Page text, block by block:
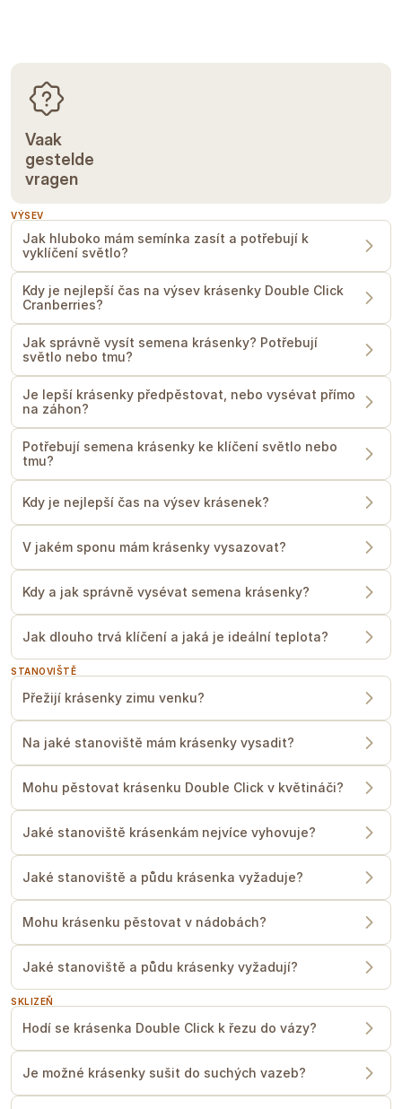
Vaak
gestelde
vragen
VÝSEV
Jak hluboko mám semínka zasít a potřebují k
vyklíčení světlo?
Kdy je nejlepší čas na výsev krásenky Double Click
Cranberries?
Jak správně vysít semena krásenky? Potřebují
světlo nebo tmu?
Je lepší krásenky předpěstovat, nebo vysévat přímo
na záhon?
Potřebují semena krásenky ke klíčení světlo nebo
tmu?
Kdy je nejlepší čas na výsev krásenek?
V jakém sponu mám krásenky vysazovat?
Kdy a jak správně vysévat semena krásenky?
Jak dlouho trvá klíčení a jaká je ideální teplota?
STANOVIŠTĚ
Přežijí krásenky zimu venku?
Na jaké stanoviště mám krásenky vysadit?
Mohu pěstovat krásenku Double Click v květináči?
Jaké stanoviště krásenkám nejvíce vyhovuje?
Jaké stanoviště a půdu krásenka vyžaduje?
Mohu krásenku pěstovat v nádobách?
Jaké stanoviště a půdu krásenky vyžadují?
SKLIZEŇ
Hodí se krásenka Double Click k řezu do vázy?
Je možné krásenky sušit do suchých vazeb?